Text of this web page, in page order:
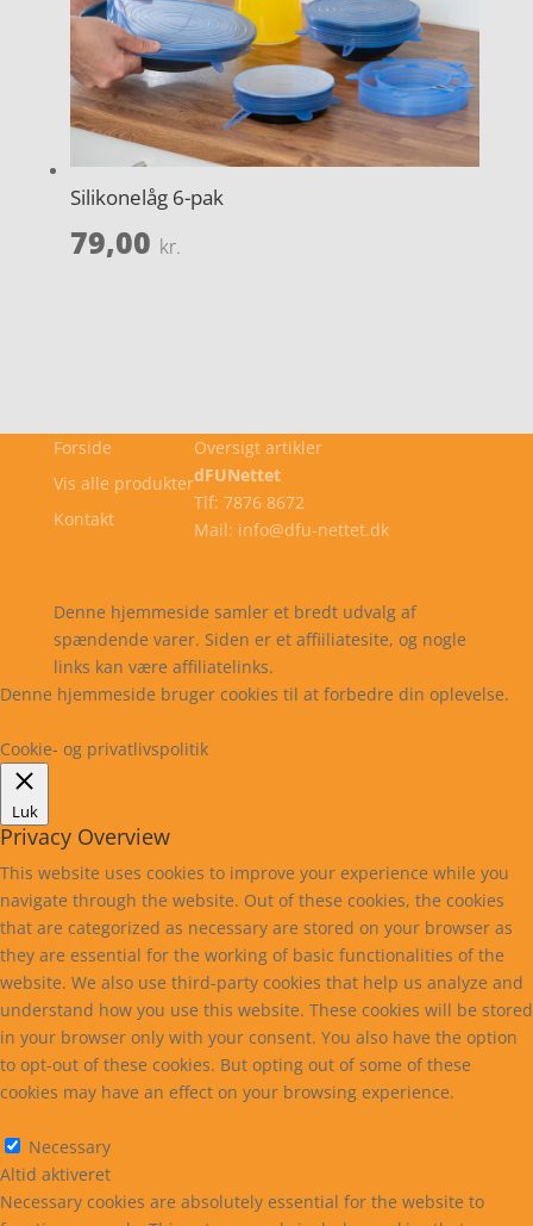
Silikonelåg 6-pak
79,00 kr.
Forside
Vis alle produkter
Kontakt
Oversigt artikler
dFUNettet
Tlf: 7876 8672
Mail: info@dfu-nettet.dk
Denne hjemmeside samler et bredt udvalg af
spændende varer. Siden er et affiiliatesite, og nogle
links kan være affiliatelinks.
Denne hjemmeside bruger cookies til at forbedre din oplevelse.
Cookie- og privatlivspolitik
Luk
Privacy Overview
This website uses cookies to improve your experience while you
navigate through the website. Out of these cookies, the cookies
that are categorized as necessary are stored on your browser as
they are essential for the working of basic functionalities of the
website. We also use third-party cookies that help us analyze and
understand how you use this website. These cookies will be stored
in your browser only with your consent. You also have the option
to opt-out of these cookies. But opting out of some of these
cookies may have an effect on your browsing experience.
Necessary
Altid aktiveret
Necessary cookies are absolutely essential for the website to